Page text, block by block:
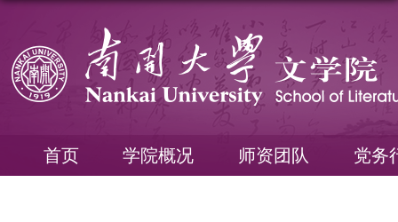
首页 学院概况 师资团队 党务